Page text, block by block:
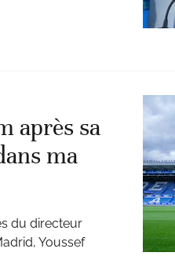
après sa
ma
du directeur
Youssef